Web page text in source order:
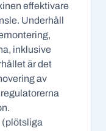
effektivare
Underhåll
inklusive
är det
av
(plötsliga